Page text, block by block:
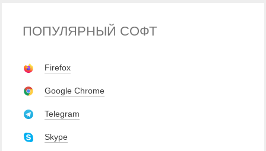
ПОПУЛЯРНЫЙ СОФТ
Firefox
Google Chrome
Telegram
Skype